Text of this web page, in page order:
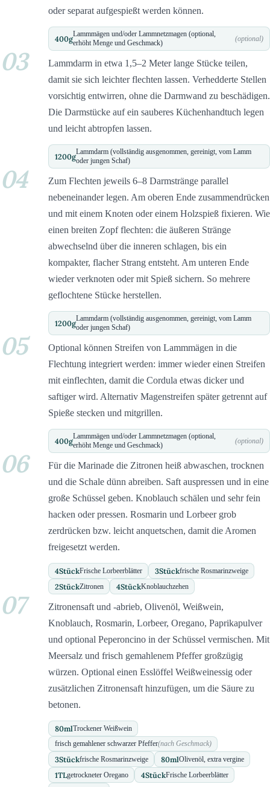
oder separat aufgespießt werden können.
400gLammmägen und/oder Lammnetzmagen (optional,
erhöht Menge und Geschmack)
(optional)
03
Lammdarm in etwa 1,5–2 Meter lange Stücke teilen,
damit sie sich leichter flechten lassen. Verhedderte Stellen
vorsichtig entwirren, ohne die Darmwand zu beschädigen.
Die Darmstücke auf ein sauberes Küchenhandtuch legen
und leicht abtropfen lassen.
1200gLammdarm (vollständig ausgenommen, gereinigt, vom Lamm
oder jungen Schaf)
04
Zum Flechten jeweils 6–8 Darmstränge parallel
nebeneinander legen. Am oberen Ende zusammendrücken
und mit einem Knoten oder einem Holzspieß fixieren. Wie
einen breiten Zopf flechten: die äußeren Stränge
abwechselnd über die inneren schlagen, bis ein
kompakter, flacher Strang entsteht. Am unteren Ende
wieder verknoten oder mit Spieß sichern. So mehrere
geflochtene Stücke herstellen.
1200gLammdarm (vollständig ausgenommen, gereinigt, vom Lamm
oder jungen Schaf)
05
Optional können Streifen von Lammmägen in die
Flechtung integriert werden: immer wieder einen Streifen
mit einflechten, damit die Cordula etwas dicker und
saftiger wird. Alternativ Magenstreifen später getrennt auf
Spieße stecken und mitgrillen.
400gLammmägen und/oder Lammnetzmagen (optional,
erhöht Menge und Geschmack)
(optional)
06
Für die Marinade die Zitronen heiß abwaschen, trocknen
und die Schale dünn abreiben. Saft auspressen und in eine
große Schüssel geben. Knoblauch schälen und sehr fein
hacken oder pressen. Rosmarin und Lorbeer grob
zerdrücken bzw. leicht anquetschen, damit die Aromen
freigesetzt werden.
4StückFrische Lorbeerblätter 3Stückfrische Rosmarinzweige
2StückZitronen 4StückKnoblauchzehen
07
Zitronensaft und -abrieb, Olivenöl, Weißwein,
Knoblauch, Rosmarin, Lorbeer, Oregano, Paprikapulver
und optional Peperoncino in der Schüssel vermischen. Mit
Meersalz und frisch gemahlenem Pfeffer großzügig
würzen. Optional einen Esslöffel Weißweinessig oder
zusätzlichen Zitronensaft hinzufügen, um die Säure zu
betonen.
80mlTrockener Weißwein
frisch gemahlener schwarzer Pfeffer(nach Geschmack)
3Stückfrische Rosmarinzweige 80mlOlivenöl, extra vergine
1TLgetrockneter Oregano 4StückFrische Lorbeerblätter